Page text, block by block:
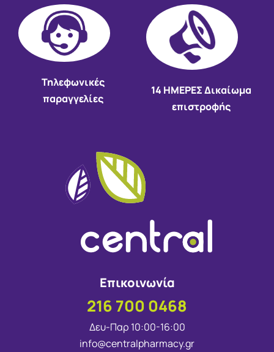
Τηλεφωνικές
παραγγελίες
14 HMEΡΕΣ Δικαίωμα
επιστροφής
Επικοινωνία
216 700 0468
Δευ-Παρ 10:00-16:00
info@centralpharmacy.gr